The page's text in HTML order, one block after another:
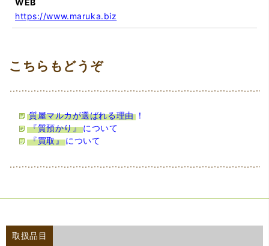
https://www.maruka.biz
質屋マルカが選ばれる理由！
『質預かり』 について
『買取』 について
取扱品目